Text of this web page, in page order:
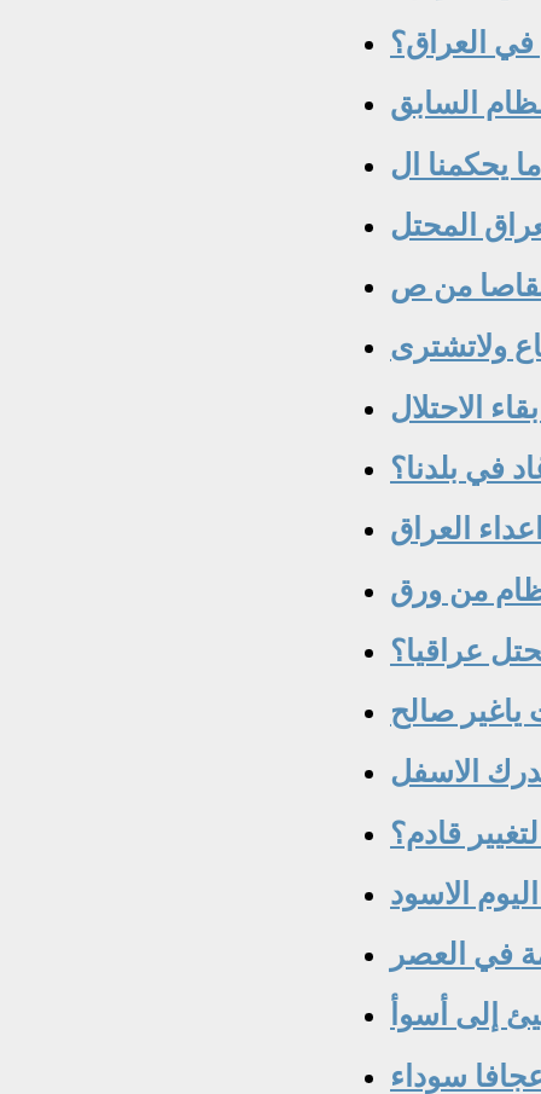
العراق؟
السابق
المحتل
من ص
ولاتشترى
الاحتلال
في بلدنا؟
العراق
من ورق
عراقيا؟
الاسفل
قادم؟
في العصر
إلى أسوأ
سوداء